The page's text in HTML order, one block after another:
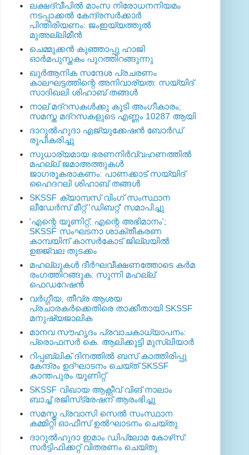
ലക്ഷദ്വീപില്‍ മാംസ നിരോധനനിയമം
നടപ്പാക്കല്‍ കേന്ദ്രസര്‍ക്കാര്‍
പിന്തിരിയണം: ജംഇയ്യത്തുല്‍
മുഅല്ലിമീന്‍
ചെമ്മുക്കന്‍ കുഞ്ഞാപ്പു ഹാജി
ഓര്‍മപുസ്തകം പുറത്തിറങ്ങുന്നു
ഖുര്‍ആനിക സന്ദേശ പ്രചരണം
കാലഘട്ടത്തിന്റെ അനിവാര്യത: സയ്യിദ്
സാദിഖലി ശിഹാബ് തങ്ങള്‍
നാല് മദ്‌റസകള്‍ക്കു കൂടി അംഗീകാരം;
സമസ്ത മദ്‌റസകളുടെ എണ്ണം 10287 ആയി
ദാറുല്‍ഹുദാ എജ്യുക്കേഷന്‍ ബോര്‍ഡ്
രൂപീകരിച്ചു
സുധാര്യമായ ഭരണനിര്‍വ്വഹണത്തില്‍
മഹല്ല് ജമാഅത്തുകള്‍
ജാഗരൂകരാകണം: പാണക്കാട് സയ്യിദ്
ഹൈദറലി ശിഹാബ് തങ്ങള്‍
SKSSF ക്യാമ്പസ് വിംഗ് സംസ്ഥാന
ലീഡേർസ് മീറ്റ് 'ഡിബറ്റ്' സമാപിച്ചു
'എന്റെ യൂണിറ്റ്, എന്റെ അഭിമാനം';
SKSSF സംഘടനാ ശാക്തീകരണ
കാമ്പയിന് കാസര്‍കോട് ജില്ലയില്‍
ഉജ്ജ്വല തുടക്കം
മഹല്ലുകള്‍ ദീര്‍ഘവീക്ഷണത്തോടെ കര്‍മ
രംഗത്തിറങ്ങുക: സുന്നി മഹല്ല്
ഫെഡറേഷന്‍
വര്‍ഗ്ഗീയ, തീവ്ര ആശയ
പ്രചാരകര്‍ക്കെതിരെ താക്കീതായി SKSSF
മനുഷ്യജാലിക
മാനവ സൗഹൃദം പ്രവാചകാധ്യാപനം:
പ്രൊഫസർ കെ. ആലിക്കുട്ടി മുസ്ലിയാർ
റിപ്പബ്ലിക് ദിനത്തില്‍ ബസ് കാത്തിരിപ്പു
കേന്ദ്രം ഉദ്ഘാടനം ചെയ്ത്‌ SKSSF
കാന്തപുരം യൂണിറ്റ്
SKSSF വിഖായ ആക്റ്റീവ് വിങ് നാലാം
ബാച്ച് രജിസ്‌ട്രേഷന് ആരംഭിച്ചു
സമസ്ത പ്രവാസി സെല്‍ സംസ്ഥാന
കമ്മിറ്റി ഓഫീസ് ഉല്‍ഘാടനം ചെയ്തു
ദാറുല്‍ഹുദാ ഇമാം ഡിപ്ലോമ കോഴ്‌സ്:
സര്‍ട്ടിഫിക്കറ്റ് വിതരണം ചെയ്തു